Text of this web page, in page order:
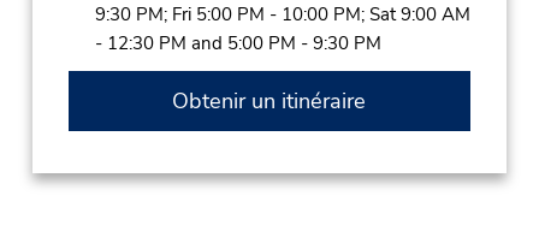
9:30 PM; Fri 5:00 PM - 10:00 PM; Sat 9:00 AM
- 12:30 PM and 5:00 PM - 9:30 PM
Obtenir un itinéraire